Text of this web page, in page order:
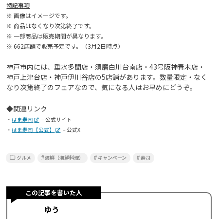
特記事項
※ 画像はイメージです。
※ 商品はなくなり次第終了です。
※ 一部商品は販売期間が異なります。
※ 662店舗で販売予定です。（3月2日時点）
神戸市内には、垂水多聞店・須磨白川台南店・43号阪神青木店・
神戸上津台店・神戸伊川谷店の5店舗があります。数量限定・なく
なり次第終了のフェアなので、気になる人はお早めにどうぞ。
◆関連リンク
・ はま寿司
– 公式サイト
・ はま寿司【公式】 – 公式X
グルメ 海鮮（海鮮料理） キャンペーン 寿司
この記事を書いた人
ゆう